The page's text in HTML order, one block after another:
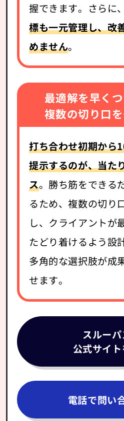
握できます。さらに、
標も一元管理し、改
めません。
最適解を早く
複数の切り口
打ち合わせ初期から
提示するのが、当た
ス。勝ち筋をできる
るため、複数の切り
し、クライアントが
たどり着けるよう設
多角的な選択肢が成
せます。
スルー
公式サイ
電話で問い